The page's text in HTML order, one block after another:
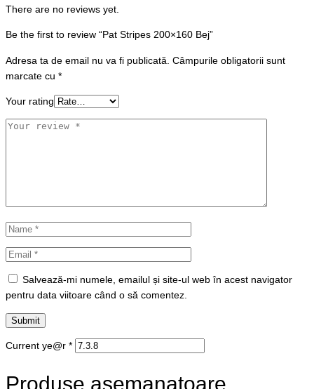
There are no reviews yet.
Be the first to review “Pat Stripes 200×160 Bej”
Adresa ta de email nu va fi publicată. Câmpurile obligatorii sunt
marcate cu *
Your rating
Salvează-mi numele, emailul și site-ul web în acest navigator
pentru data viitoare când o să comentez.
Current ye@r *
Produse asemanatoare…